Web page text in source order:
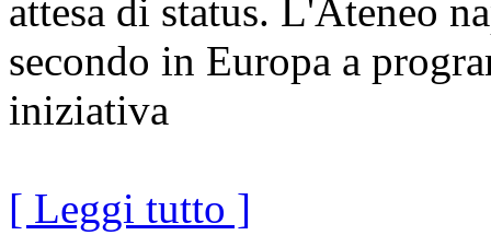
attesa di status. L'Ateneo
secondo in Europa a
iniziativa
[ Leggi tutto ]